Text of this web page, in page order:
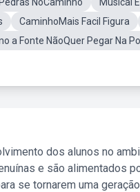
CaminhoMais Facil Figura
a Fonte NãoQuer Pegar Na
dos alunos no
e são alimentados
se tornarem uma